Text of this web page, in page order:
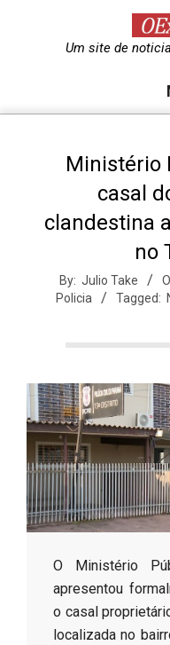
e
s
s
o
B
Um site de
Ministério
casal
clandestina
no
By: Julio Take
Policia
Tagged:
​O Ministério
apresentou
o casal
localizada no